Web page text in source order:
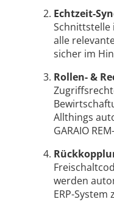
Echtzeit-
alle
sicher im
Rollen- &
Allthings
GARAIO
werden
ERP-